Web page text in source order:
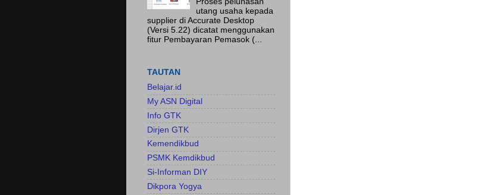
utang usaha kepada
supplier di Accurate Desktop
(Versi 5.22) dicatat menggunakan
fitur Pembayaran Pemasok (...
TAUTAN
Belajar.id
My ASN Digital
Info GTK
Dirjen GTK
Kemendikbud
PSMK Kemdikbud
Si-Informan DIY
Dikpora Yogya